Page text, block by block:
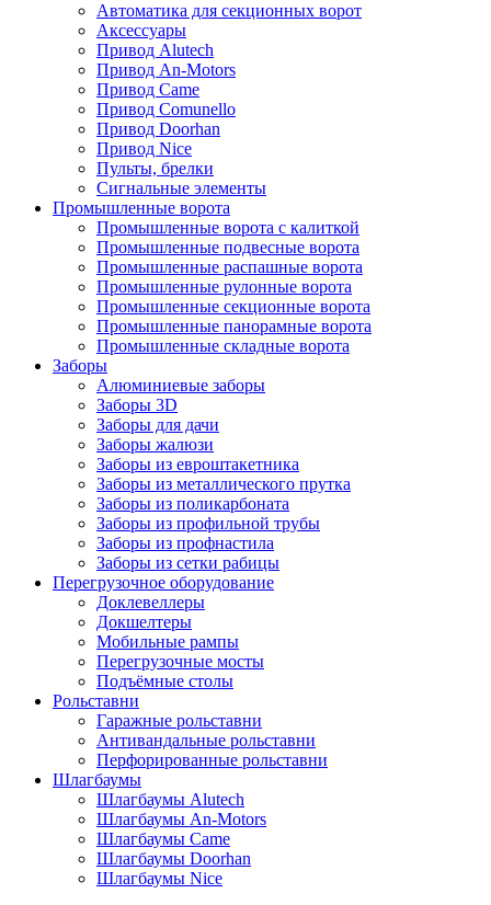
Автоматика для секционных ворот
Аксессуары
Привод Alutech
Привод An-Motors
Привод Came
Привод Comunello
Привод Doorhan
Привод Nice
Пульты, брелки
Сигнальные элементы
Промышленные ворота
Промышленные ворота с калиткой
Промышленные подвесные ворота
Промышленные распашные ворота
Промышленные рулонные ворота
Промышленные секционные ворота
Промышленные панорамные ворота
Промышленные складные ворота
Заборы
Алюминиевые заборы
Заборы 3D
Заборы для дачи
Заборы жалюзи
Заборы из евроштакетника
Заборы из металлического прутка
Заборы из поликарбоната
Заборы из профильной трубы
Заборы из профнастила
Заборы из сетки рабицы
Перегрузочное оборудование
Доклевеллеры
Докшелтеры
Мобильные рампы
Перегрузочные мосты
Подъёмные столы
Рольставни
Гаражные рольставни
Антивандальные рольставни
Перфорированные рольставни
Шлагбаумы
Шлагбаумы Alutech
Шлагбаумы An-Motors
Шлагбаумы Came
Шлагбаумы Doorhan
Шлагбаумы Nice